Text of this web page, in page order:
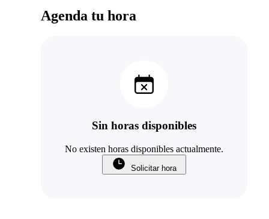
Agenda tu hora
Sin horas disponibles
No existen horas disponibles actualmente.
Solicitar hora